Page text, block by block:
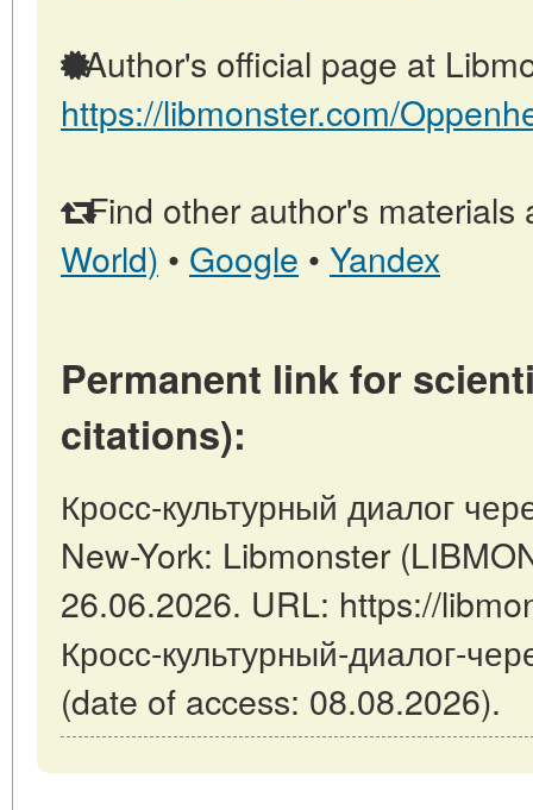
Author's official page at
https://libmonster.com/
Find other author's materials
World) • Google • Yandex
Permanent link for
citations):
Кросс-культурный диалог
New-York: Libmonster
26.06.2026. URL: https://
Кросс-культурный-диалог-
(date of access: 08.08.2026).